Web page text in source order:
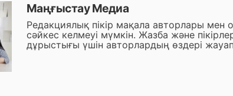
Маңғыстау Медиа
Редакциялық пікір мақала авторлары мен
сәйкес келмеуі мүмкін. Жазба және
дұрыстығы үшін авторлардың өздері